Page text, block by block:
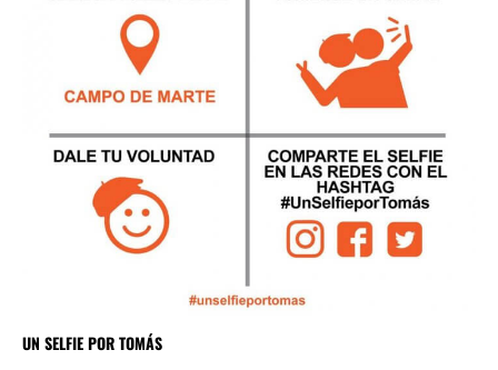
UN SELFIE POR TOMÁS